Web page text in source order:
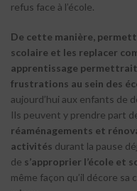
refus face à l’école.
De cette manière,
scolaire et les replacer
apprentissage
frustrations au sein des
aujourd’hui aux enfants de
Ils peuvent y prendre part
réaménagements et
activités durant la pause
de s’approprier l’école et
même façon qu’il décore sa